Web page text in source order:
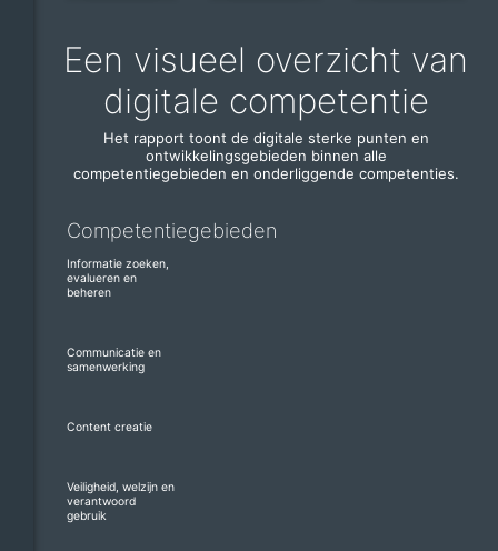
Een visueel overzicht van
digitale competentie
Het rapport toont de digitale sterke punten en
ontwikkelingsgebieden binnen alle
competentiegebieden en onderliggende competenties.
Competentiegebieden
Informatie zoeken,
evalueren en
beheren
Communicatie en
samenwerking
Content creatie
Veiligheid, welzijn en
verantwoord
gebruik